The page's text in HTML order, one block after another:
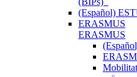
(Español)
ERASMUS
ERASMUS